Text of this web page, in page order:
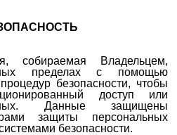
собираемая Владельцем,
пределах с помощью
безопасности, чтобы
доступ или
Данные защищены
защиты персональных
безопасности.